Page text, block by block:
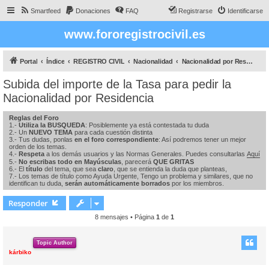
Smartfeed Donaciones FAQ Identificarse
Registrarse
www.fororegistrocivil.es
Portal Índice REGISTRO CIVIL Nacionalidad Nacionalidad por Residencia
Subida del importe de la Tasa para pedir la
Nacionalidad por Residencia
Reglas del Foro
1.- Utiliza la BUSQUEDA: Posiblemente ya está contestada tu duda
2.- Un NUEVO TEMA para cada cuestión distinta
3.- Tus dudas, ponlas en el foro correspondiente: Así podremos tener un mejor
orden de los temas.
4.- Respeta a los demás usuarios y las Normas Generales. Puedes consultarlas Aquí
5.- No escribas todo en Mayúsculas , parecerá QUE GRITAS
6.- El título del tema, que sea claro , que se entienda la duda que planteas,
7.- Los temas de título como Ayuda Urgente, Tengo un problema y similares, que no
identifican tu duda, serán automáticamente borrados por los miembros.
Responder
8 mensajes • Página 1 de 1
Topic Author
kárbiko